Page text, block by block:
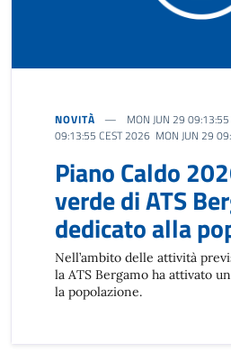
NOVITÀ
MON JUN 29
09:13:55 CEST 2026 MON JUN 29
Piano Caldo
verde di ATS
dedicato alla
Nell’ambito delle attività
la ATS Bergamo ha attivato
la popolazione.